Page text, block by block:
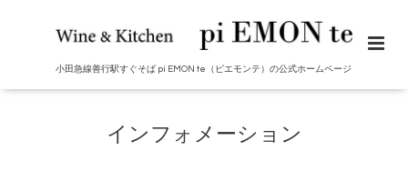
小田急線善行駅すぐそば pi EMON te（ピエモンテ）の公式ホームページ
インフォメーション